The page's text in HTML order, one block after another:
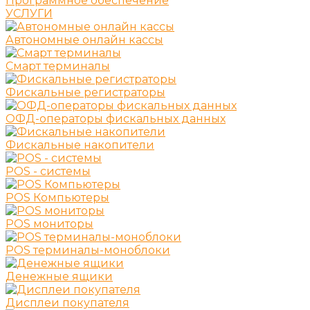
УСЛУГИ
Автономные онлайн кассы
Смарт терминалы
Фискальные регистраторы
ОФД-операторы фискальных данных
Фискальные накопители
POS - системы
POS Компьютеры
POS мониторы
POS терминалы-моноблоки
Денежные ящики
Дисплеи покупателя